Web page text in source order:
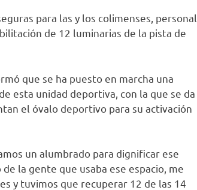
para las y los colimenses, personal
de 12 luminarias de la pista de
que se ha puesto en marcha una
esta unidad deportiva, con la que se da
el óvalo deportivo para su activación
un alumbrado para dignificar ese
la gente que usaba ese espacio, me
y tuvimos que recuperar 12 de las 14